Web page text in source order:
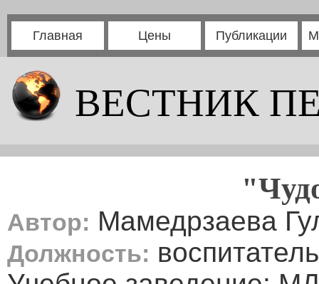
Главная Цены Публикации
ВЕСТНИК
Автор: Мамедрзаева
Должность: воспитатель